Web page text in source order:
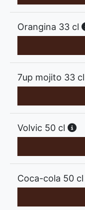
Orangina 33 cl
7up mojito 33 cl
Volvic 50 cl
Coca-cola 50 cl